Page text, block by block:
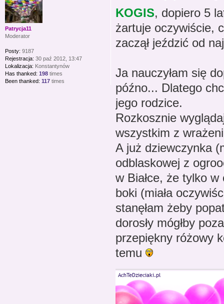
KOGIS, dopiero 5
żartuje oczywiście,
zaczął jeździć od
Ja nauczyłam się
późno... Dlatego
jego rodzice.
Rozkosznie
wszystkim z
A już dziewczynka
odblaskowej z
w Białce, że tylko w
boki (miała
stanęłam żeby
dorosły mógłby
przepiękny różowy
temu
Patrycja11
Moderator
Posty: 9187
Rejestracja: 30 paź 2012, 13:47
Lokalizacja: Konstantynów
Has thanked: 198 times
Been thanked: 117 times